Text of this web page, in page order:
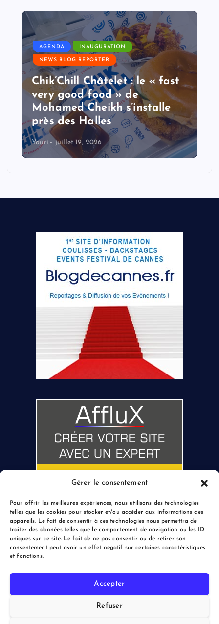
Gérer le consentement
Pour offrir les meilleures expériences, nous utilisons des technologies
telles que les cookies pour stocker et/ou accéder aux informations des
appareils. Le fait de consentir à ces technologies nous permettra de
traiter des données telles que le comportement de navigation ou les ID
uniques sur ce site. Le fait de ne pas consentir ou de retirer son
consentement peut avoir un effet négatif sur certaines caractéristiques
et fonctions.
Accepter
Refuser
AGENDA INAUGURATION
NEWS BLOG REPORTER
Chik’Chill Châtelet : le « fast
very good food » de
Mohamed Cheikh s’installe
près des Halles
Youri juillet 19, 2026
Copyright © 2026 le Blogreporter | Powered by Afflux.info